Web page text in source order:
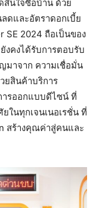
สินใจซื้อบ้าน ด้วย
ดและอัตราดอกเบี้ย
SE 2024 ถือเป็นของ
งคงได้รับการตอบรับ
มาจาก ความเชื่อมั่น
ยสินค้าบริการ
รออกแบบดีไซน์ ที่
ในทุกเจนเนอเรชั่น ที่
สร้างคุณค่าสู่คนและ